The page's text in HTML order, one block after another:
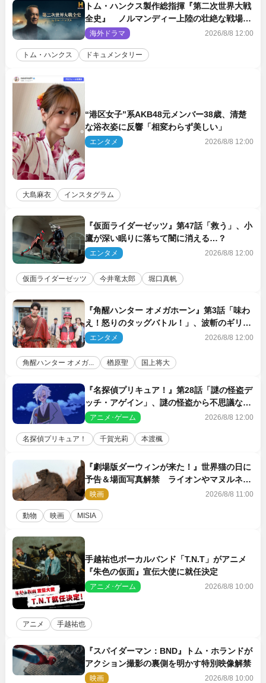
トム・ハンクス製作総指揮『第二次世界大戦
全史』 ノルマンディー上陸の壮絶な戦場を
収めた特別映像解禁
海外ドラマ 2026/8/8 12:00
トム・ハンクス ドキュメンタリー
“港区女子”系AKB48元メンバー38歳、清楚
な浴衣姿に反響「相変わらず美しい」
エンタメ 2026/8/8 12:00
大島麻衣 インスタグラム
『仮面ライダーゼッツ』第47話「救う」、小
鷹が深い眠りに落ちて闇に消える…？
エンタメ 2026/8/8 12:00
仮面ライダーゼッツ 今井竜太郎 堀口真帆
『角醒ハンター オメガホーン』第3話「味わ
え！怒りのタッグバトル！」、波斬のギリコ
がハンターバトルを挑んできた！
エンタメ 2026/8/8 12:00
角醒ハンター オメガ... 楢原聖 国上将大
『名探偵プリキュア！』第28話「謎の怪盗デ
ッチ・アゲイン」、謎の怪盗から不思議な予
告状が届く
アニメ･ゲーム 2026/8/8 12:00
名探偵プリキュア！ 千賀光莉 本渡楓
『劇場版ダーウィンが来た！』世界猫の日に
予告＆場面写真解禁 ライオンやマヌルネコ
の赤ちゃんが大集合
映画 2026/8/8 11:00
動物 映画 MISIA
手越祐也ボーカルバンド「T.N.T」がアニメ
『朱色の仮面』宣伝大使に就任決定
アニメ･ゲーム 2026/8/8 10:00
アニメ 手越祐也
『スパイダーマン：BND』トム・ホランドが
アクション撮影の裏側を明かす特別映像解禁
映画 2026/8/8 10:00